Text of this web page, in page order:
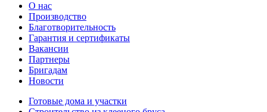
О нас
Производство
Благотворительность
Гарантия и сертификаты
Вакансии
Партнеры
Бригадам
Новости
Готовые дома и участки